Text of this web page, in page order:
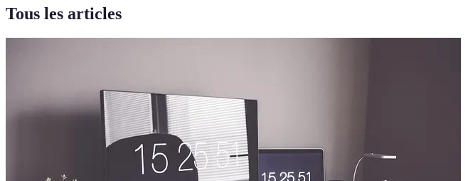
Tous les articles